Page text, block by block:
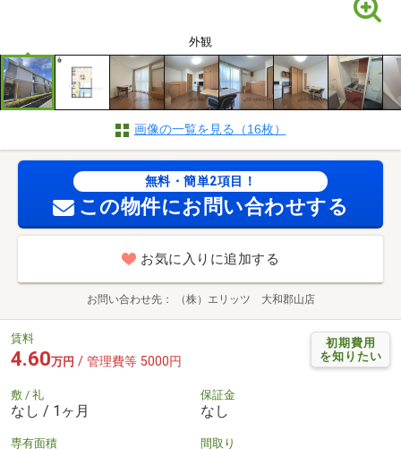
外観
画像の一覧を見る（16枚）
無料・簡単2項目！
この物件にお問い合わせする
お気に入りに追加する
お問い合わせ先 （株）エリッツ 大和郡山店
初期費用
を知りたい
賃料
4.60万円 / 管理費等 5000円
敷 / 礼
なし / 1ヶ月
保証金
なし
専有面積 間取り